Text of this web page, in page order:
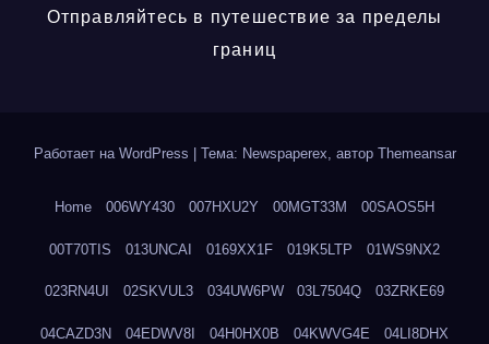
Отправляйтесь в путешествие за пределы
границ
Работает на WordPress Тема: Newspaperex, автор Themeansar
Home 006WY430 007HXU2Y 00MGT33M 00SAOS5H
00T70TIS 013UNCAI 0169XX1F 019K5LTP 01WS9NX2
023RN4UI 02SKVUL3 034UW6PW 03L7504Q 03ZRKE69
04CAZD3N 04EDWV8I 04H0HX0B 04KWVG4E 04LI8DHX